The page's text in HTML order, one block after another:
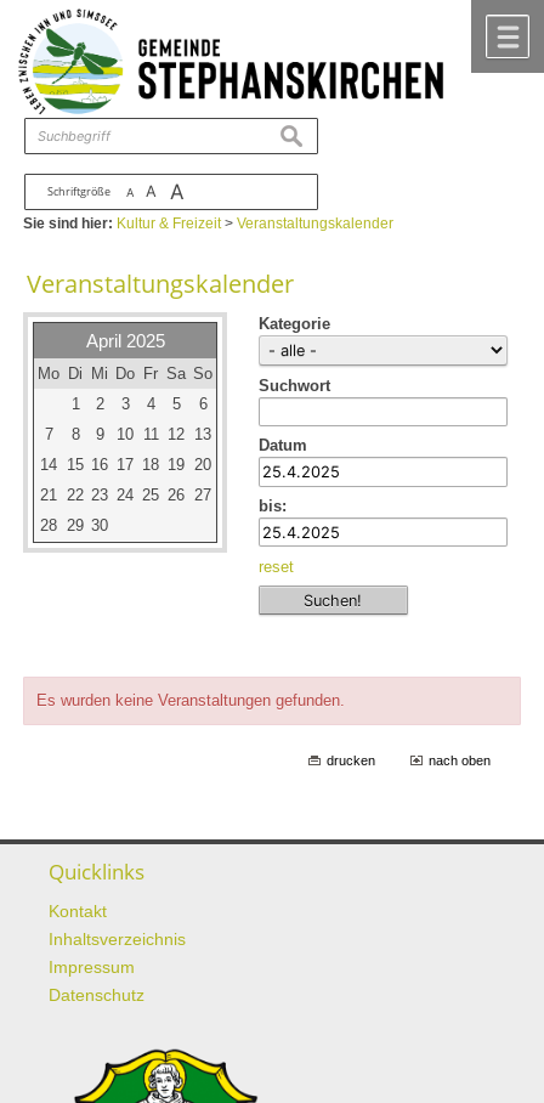
Zum Inhalt ,zur Navigation
Schriftgröße A A A
suchen
Sie sind hier: Kultur & Freizeit>Veranstaltungskalender
Veranstaltungskalender
April 2025
Mo Di Mi Do Fr Sa So
1
2 3 4 5
6
7
8 9 10 11 12 13
14 15 16 17 18 19 20
21 22 23 24 25 26 27
28 29 30
Kategorie
Suchwort
Datum
bis:
reset
Es wurden keine Veranstaltungen gefunden.
drucken nach oben
Quicklinks
Kontakt
Inhaltsverzeichnis
Impressum
Datenschutz